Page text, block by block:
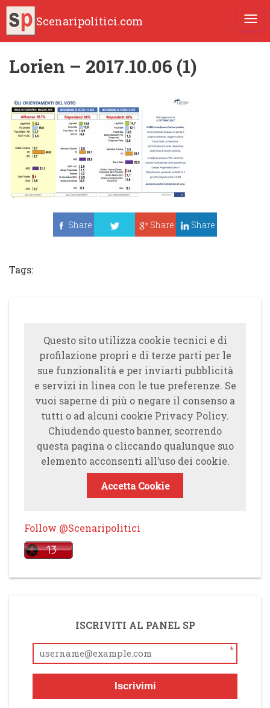
Scenaripolitici.com
Lorien – 2017.10.06 (1)
Share
Share Share
Tags:
Questo sito utilizza cookie tecnici e di
profilazione propri e di terze parti per le
sue funzionalità e per inviarti pubblicità
e servizi in linea con le tue preferenze. Se
vuoi saperne di più o negare il consenso a
tutti o ad alcuni cookie Privacy Policy.
Chiudendo questo banner, scorrendo
questa pagina o cliccando qualunque suo
elemento acconsenti all’uso dei cookie.
Accetta Cookie
Follow @Scenaripolitici
ISCRIVITI AL PANEL SP
*
Iscrivimi